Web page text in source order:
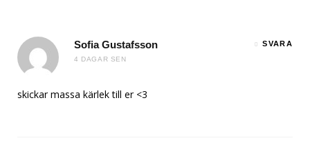
Sofia Gustafsson
4 DAGAR SEN
SVARA
skickar massa kärlek till er <3